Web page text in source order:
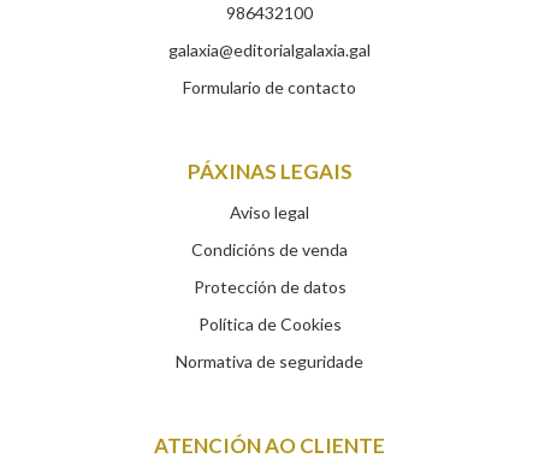
986432100
galaxia@editorialgalaxia.gal
Formulario de contacto
PÁXINAS LEGAIS
Aviso legal
Condicións de venda
Protección de datos
Política de Cookies
Normativa de seguridade
ATENCIÓN AO CLIENTE